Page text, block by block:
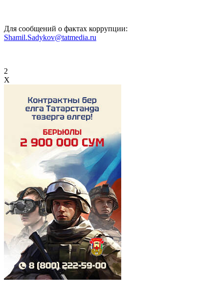
Для сообщений о фактах коррупции:
Shamil.Sadykov@tatmedia.ru
2
X